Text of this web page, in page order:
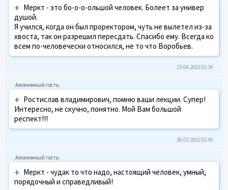
+ Меркт - это бо-о-о-ольшой человек. Болеет за универ
душой.
Я учился, когда он был проректором, чуть не вылетел из-за
хвоста, так он разрешил пересдать. Спасибо ему. Всегда ко
всем по-человечески относился, не то что Воробьев.
19.04.2010 02:34
+ Ростислав владимирович, помню ваши лекции. Супер!
Интересно, не скучно, понятно. Мой Вам большой
респект!!!
26.03.2010 02:49
+ Меркт - чудак то что надо, настоящий человек, умный,
порядочный и справедливый!